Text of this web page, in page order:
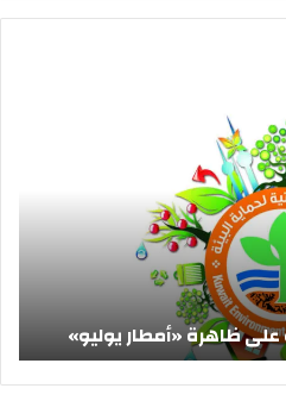
ظاهرة «أمطار يوليو»